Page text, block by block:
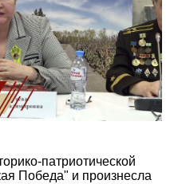
патриотической
Победа" и произнесла